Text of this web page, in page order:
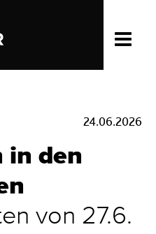
24.06.2026
in den
von 27.6.